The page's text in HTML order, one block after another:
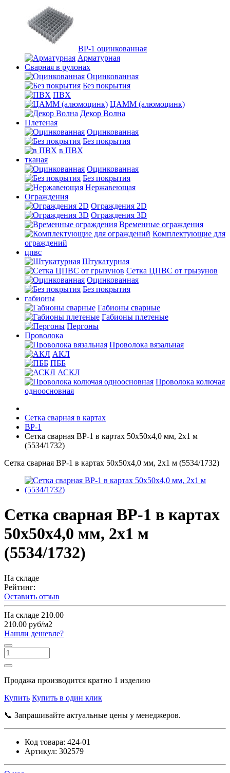
ВР-1 оцинкованная
Арматурная
Сварная в рулонах
Оцинкованная
Без покрытия
ПВХ
ЦАММ (алюмоцинк)
Декор Волна
Плетеная
Оцинкованная
Без покрытия
в ПВХ
тканая
Оцинкованная
Без покрытия
Нержавеющая
Ограждения
Ограждения 2D
Ограждения 3D
Временные ограждения
Комплектующие для
ограждений
цпвс
Штукатурная
Сетка ЦПВС от грызунов
Оцинкованная
Без покрытия
габионы
Габионы сварные
Габионы плетеные
Пергоны
Проволока
Проволока вязальная
АКЛ
ПББ
АСКЛ
Проволока колючая
одноосновная
Сетка сварная в картах
ВР-1
Сетка сварная ВР-1 в картах 50х50х4,0 мм, 2х1 м
(5534/1732)
Сетка сварная ВР-1 в картах 50х50х4,0 мм, 2х1 м (5534/1732)
Сетка сварная ВР-1 в картах
50х50х4,0 мм, 2х1 м
(5534/1732)
На складе
Рейтинг:
Оставить отзыв
На складе 210.00
210.00 руб/м2
Нашли дешевле?
Продажа производится кратно 1 изделию
Купить Купить в один клик
📞 Запрашивайте актуальные цены у менеджеров.
Код товара: 424-01
Артикул: 302579